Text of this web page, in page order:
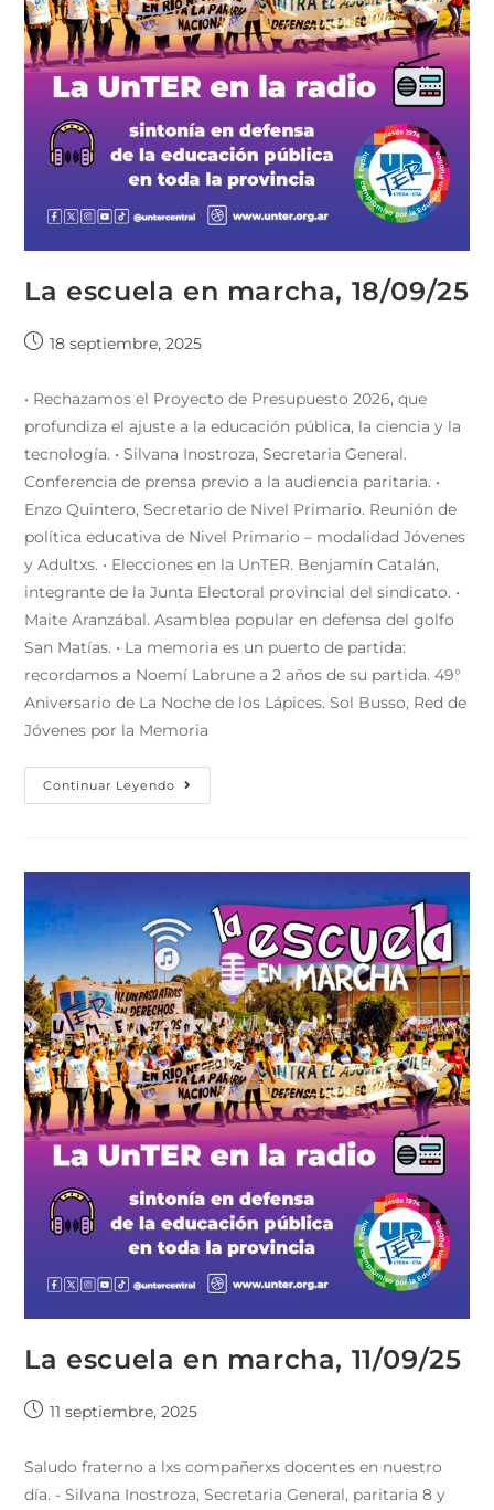
La escuela en marcha, 18/09/25
18 septiembre, 2025
• Rechazamos el Proyecto de Presupuesto 2026, que
profundiza el ajuste a la educación pública, la ciencia y la
tecnología. • Silvana Inostroza, Secretaria General.
Conferencia de prensa previo a la audiencia paritaria. •
Enzo Quintero, Secretario de Nivel Primario. Reunión de
política educativa de Nivel Primario – modalidad Jóvenes
y Adultxs. • Elecciones en la UnTER. Benjamín Catalán,
integrante de la Junta Electoral provincial del sindicato. •
Maite Aranzábal. Asamblea popular en defensa del golfo
San Matías. • La memoria es un puerto de partida:
recordamos a Noemí Labrune a 2 años de su partida. 49°
Aniversario de La Noche de los Lápices. Sol Busso, Red de
Jóvenes por la Memoria
Continuar Leyendo
La escuela en marcha, 11/09/25
11 septiembre, 2025
Saludo fraterno a lxs compañerxs docentes en nuestro
día. - Silvana Inostroza, Secretaria General, paritaria 8 y